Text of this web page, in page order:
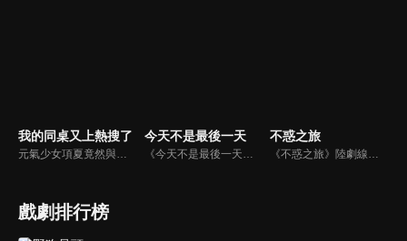
我的同桌又上熱搜了
元氣少女項夏竟然與自己的偶像、高冷學霸靳韓成為同班同學，甚至就坐在隔壁。而項夏的「粉絲」屬性卻給靳韓造成了一系列的困擾。啼笑皆非的校園生活，靳韓逐步對項夏有所改觀，在這單純美好的青春裡，二人共同進步，雙向奔赴，互相成為對方的「偶像」…
今天不是最後一天
《今天不是最後一天》陸劇線上看。長期宅居的廢柴米蟲打算在河邊結束自己一無是處的人生，卻因為意外救了一個溺水的女孩知了而打斷了計劃。幾天後的一場意外，更是讓兩人踏上了劫數橫生的逃亡之路。一系列匪夷所思的遭遇把他們的命運糾纏在一起…
不惑之旅
《不惑之旅》陸劇線上看。中學教師簡單辭去教職來到北京，準備和未婚夫成婚，為了分擔生活壓力，她找到書商馬列文的女兒家教工作。婚期將近，簡單卻發現未婚夫早已移情別戀，馬列文的點醒之下，拒絕了委曲求全的婚姻。在生活的挑戰面前，二人彼此鼓勵，最終決定攜手前行，發現原來幸福可以很簡單。
戲劇排行榜